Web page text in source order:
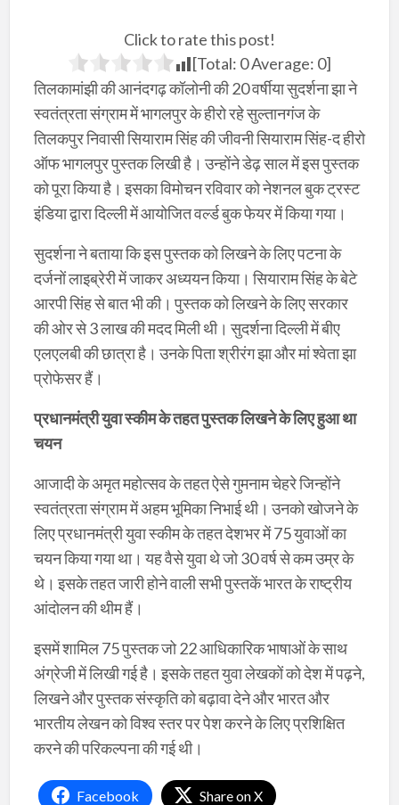
Click to rate this post!
[Total: 0Average: 0]
तिलकामांझी की आनंदगढ़ कॉलोनी की 20 वर्षीया सुदर्शना झा ने
स्वतंत्रता संग्राम में भागलपुर के हीरो रहे सुल्तानगंज के
तिलकपुर निवासी सियाराम सिंह की जीवनी सियाराम सिंह-द हीरो
ऑफ भागलपुर पुस्तक लिखी है। उन्होंने डेढ़ साल में इस पुस्तक
को पूरा किया है। इसका विमोचन रविवार को नेशनल बुक ट्रस्ट
इंडिया द्वारा दिल्ली में आयोजित वर्ल्ड बुक फेयर में किया गया।
सुदर्शना ने बताया कि इस पुस्तक को लिखने के लिए पटना के
दर्जनों लाइब्रेरी में जाकर अध्ययन किया। सियाराम सिंह के बेटे
आरपी सिंह से बात भी की। पुस्तक को लिखने के लिए सरकार
की ओर से 3 लाख की मदद मिली थी। सुदर्शना दिल्ली में बीए
एलएलबी की छात्रा है। उनके पिता श्रीरंग झा और मां श्वेता झा
प्रोफेसर हैं।
प्रधानमंत्री युवा स्कीम के तहत पुस्तक लिखने के लिए हुआ था
चयन
आजादी के अमृत महोत्सव के तहत ऐसे गुमनाम चेहरे जिन्होंने
स्वतंत्रता संग्राम में अहम भूमिका निभाई थी। उनको खोजने के
लिए प्रधानमंत्री युवा स्कीम के तहत देशभर में 75 युवाओं का
चयन किया गया था। यह वैसे युवा थे जो 30 वर्ष से कम उम्र के
थे। इसके तहत जारी होने वाली सभी पुस्तकें भारत के राष्ट्रीय
आंदोलन की थीम हैं।
इसमें शामिल 75 पुस्तक जो 22 आधिकारिक भाषाओं के साथ
अंग्रेजी में लिखी गई है। इसके तहत युवा लेखकों को देश में पढ़ने,
लिखने और पुस्तक संस्कृति को बढ़ावा देने और भारत और
भारतीय लेखन को विश्व स्तर पर पेश करने के लिए प्रशिक्षित
करने की परिकल्पना की गई थी।
Facebook Share on X